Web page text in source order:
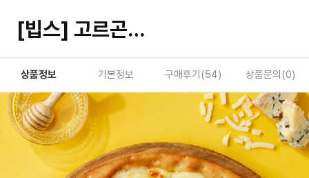
[빕스] 고르곤졸라 피자
상품정보 기본정보 구매후기(54) 상품문의(0)